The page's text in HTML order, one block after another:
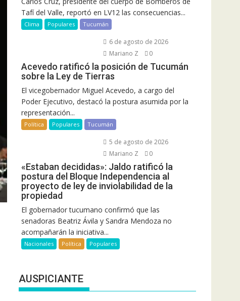
Tafí del Valle, reportó en LV12 las consecuencias...
Clima Populares Tucumán
6 de agosto de 2026
Mariano Z
0
Acevedo ratificó la posición de Tucumán
sobre la Ley de Tierras
El vicegobernador Miguel Acevedo, a cargo del
Poder Ejecutivo, destacó la postura asumida por la
representación...
Política Populares Tucumán
5 de agosto de 2026
Mariano Z
0
«Estaban decididas»: Jaldo ratificó la
postura del Bloque Independencia al
proyecto de ley de inviolabilidad de la
propiedad
El gobernador tucumano confirmó que las
senadoras Beatriz Ávila y Sandra Mendoza no
acompañarán la iniciativa...
Nacionales Política Populares
AUSPICIANTE